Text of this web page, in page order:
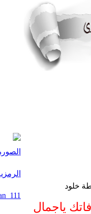
خلود
ياجمال